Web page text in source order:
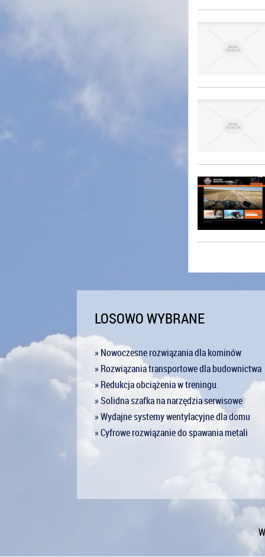
LOSOWO WYBRANE
» Nowoczesne rozwiązania dla kominów
» Rozwiązania transportowe dla budownictwa
» Redukcja obciążenia w treningu.
» Solidna szafka na narzędzia serwisowe
» Wydajne systemy wentylacyjne dla domu
» Cyfrowe rozwiązanie do spawania metali